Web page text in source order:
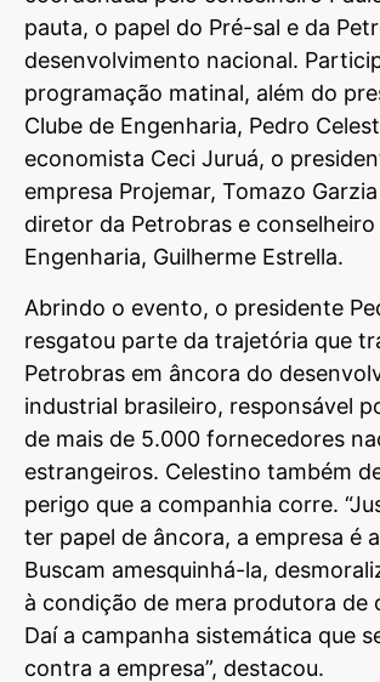
pauta, o papel do Pré-sal e da
desenvolvimento nacional.
programação matinal, além do
Clube de Engenharia, Pedro
economista Ceci Juruá, o
empresa Projemar, Tomazo
diretor da Petrobras e
Engenharia, Guilherme Estrella.
Abrindo o evento, o presidente
resgatou parte da trajetória que
Petrobras em âncora do
industrial brasileiro, responsável
de mais de 5.000 fornecedores
estrangeiros. Celestino também
perigo que a companhia corre.
ter papel de âncora, a empresa é
Buscam amesquinhá-la,
à condição de mera produtora de
Daí a campanha sistemática que
contra a empresa”, destacou.